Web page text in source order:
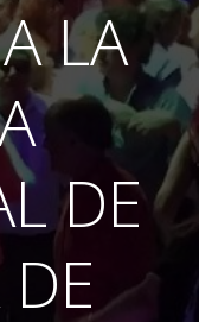
LA
DE